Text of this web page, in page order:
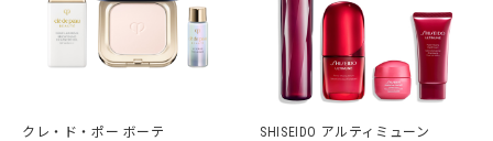
クレ・ド・ポー ボーテ SHISEIDO アルティミューン